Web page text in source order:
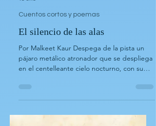
13 ene
Cuentos cortos y poemas
Por Malkeet Kaur Despega de la pista un
en el centelleante cielo nocturno, con su